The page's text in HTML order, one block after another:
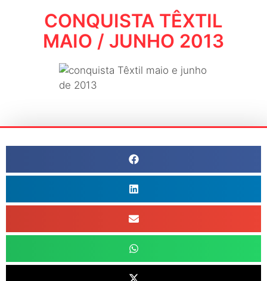
CONQUISTA TÊXTIL
MAIO / JUNHO 2013